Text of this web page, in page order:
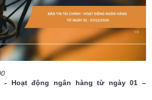
- Hoạt động ngân hàng từ ngày 01 –